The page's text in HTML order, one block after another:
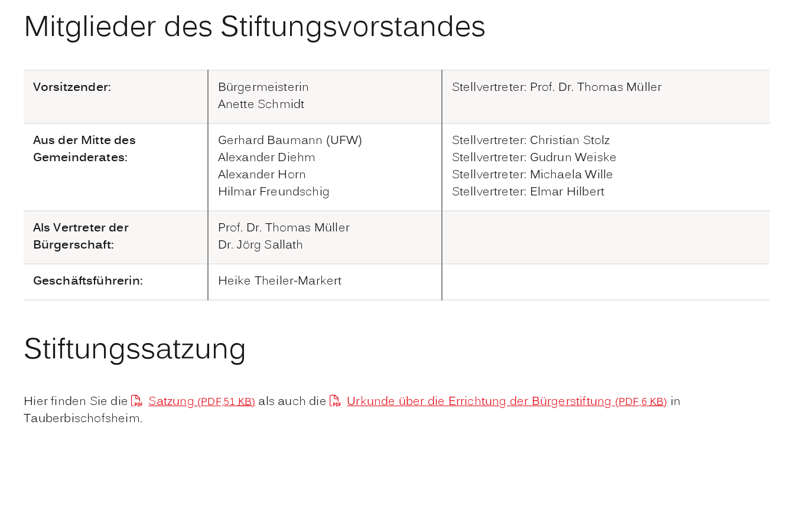
Mitglieder des Stiftungsvorstandes
Vorsitzender:
Bürgermeisterin
Anette Schmidt
Stellvertreter: Prof. Dr. Thomas Müller
Aus der Mitte des
Gemeinderates:
Gerhard Baumann (UFW)
Alexander Diehm
Alexander Horn
Hilmar Freundschig
Stellvertreter: Christian Stolz
Stellvertreter: Gudrun Weiske
Stellvertreter: Michaela Wille
Stellvertreter: Elmar Hilbert
Als Vertreter der
Bürgerschaft:
Prof. Dr. Thomas Müller
Dr. Jörg Sallath
Geschäftsführerin: Heike Theiler-Markert
Stiftungssatzung
Hier finden Sie die Satzung(PDF,51KB)als auch die Urkunde über die Errichtung der Bürgerstiftung(PDF,6KB)in
Tauberbischofsheim.